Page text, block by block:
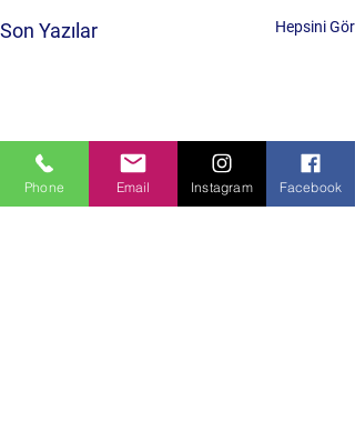
Son Yazılar Hepsini Gör
Phone Email Instagram Facebook